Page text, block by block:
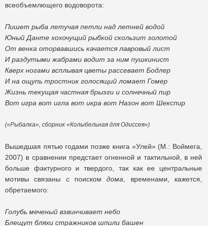
всеобъемлющего водоворота:
Пишет рыба летучая петли над летней водой
Юный Данте хохочущий рыбкой скользит золотой
От венка оторвавшись качается лавровый лист
И раздутыми жабрами водит за ним пушкинист
Кверх ногами всплывая цветы рассевает Бодлер
И на ощупь тростник голосящий ломает Гомер
Жизнь текущая частная брызги и солнечный пир
Вот игра вот игла вот икра вот Назон вот Шекспир
(«Рыбалка», сборник «Колыбельная для Одиссея»)
Вышедшая пятью годами позже книга «Улей» (М.: Воймега,
2007) в сравнении предстает огненной и тактильной, в ней
больше фактурного и твердого, так как ее центральные
мотивы связаны с поискомдома , временами, кажется,
обретаемого:
Голубь меченый взвинчивает небо
Блещут бляхи стражников шпили башен